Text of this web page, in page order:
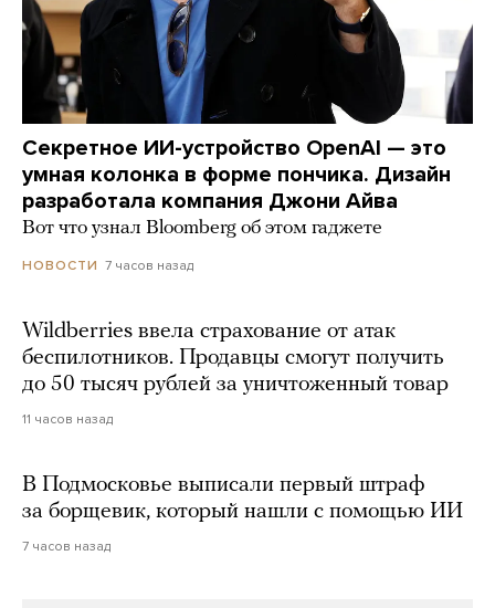
Секретное ИИ-устройство OpenAI — это
умная колонка в форме пончика. Дизайн
разработала компания Джони Айва
Вот что узнал Bloomberg об этом гаджете
НОВОСТИ 7 часов назад
Wildberries ввела страхование от атак
беспилотников. Продавцы смогут получить
до 50 тысяч рублей за уничтоженный товар
11 часов назад
В Подмосковье выписали первый штраф
за борщевик, который нашли с помощью ИИ
7 часов назад